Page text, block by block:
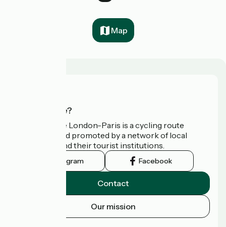
Map
Who are we?
Avenue Verte London-Paris is a cycling route
developed and promoted by a network of local
authorities and their tourist institutions.
Instagram Facebook
Contact
Our mission